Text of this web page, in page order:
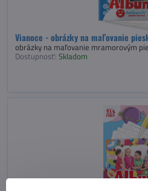
Vianoce - obrázky na maľovanie
obrázky na maľovanie mramorovým
Dostupnosť: Skladom